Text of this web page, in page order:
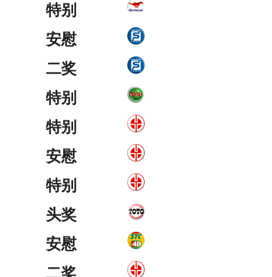
特别
安慰
二奖
特别
特别
安慰
特别
头奖
安慰
二奖